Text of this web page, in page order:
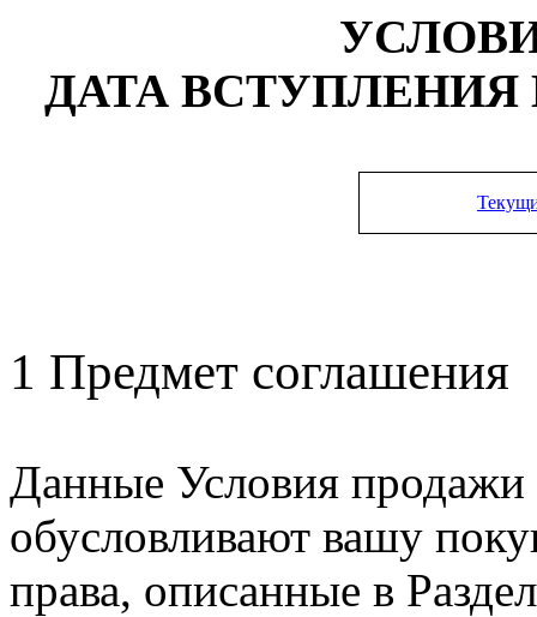
ДАТА ВСТУПЛЕНИЯ
1 Предмет соглашения
Данные Условия продажи
обусловливают вашу
права, описанные в